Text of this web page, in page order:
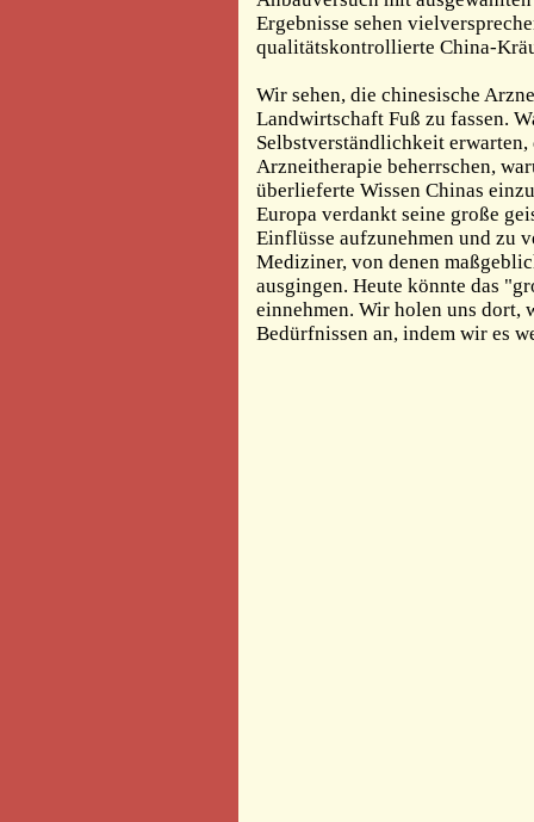
Ergebnisse sehen
qualitätskontrollierte China-
Wir sehen, die chinesische
Landwirtschaft Fuß zu fassen.
Selbstverständlichkeit
Arzneitherapie beherrschen,
überlieferte Wissen Chinas
Europa verdankt seine große
Einflüsse aufzunehmen und zu
Mediziner, von denen
ausgingen. Heute könnte das
einnehmen. Wir holen uns dort,
Bedürfnissen an, indem wir es